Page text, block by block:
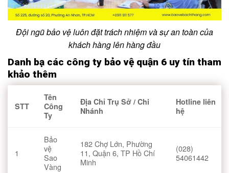
Đội ngũ bảo vệ luôn đặt trách nhiệm và sự an toàn của
khách hàng lên hàng đầu
Danh bạ các công ty bảo vệ quận 6 uy tín tham
khảo thêm
STT
Tên
Công
Ty
Địa Chỉ Trụ Sở / Chi
Nhánh
Hotline liên
hệ
1
Bảo
vệ
Sao
Vàng
182 Chợ Lớn, Phường
11, Quận 6, TP Hồ Chí
Minh
(028)
54061442